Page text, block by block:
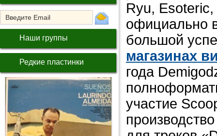
Наши группы
Редкие пластинки
Ryu,
официально
большой
магазинах
года
участие